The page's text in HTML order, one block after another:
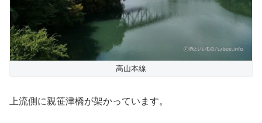
高山本線
上流側に親笹津橋が架かっています。